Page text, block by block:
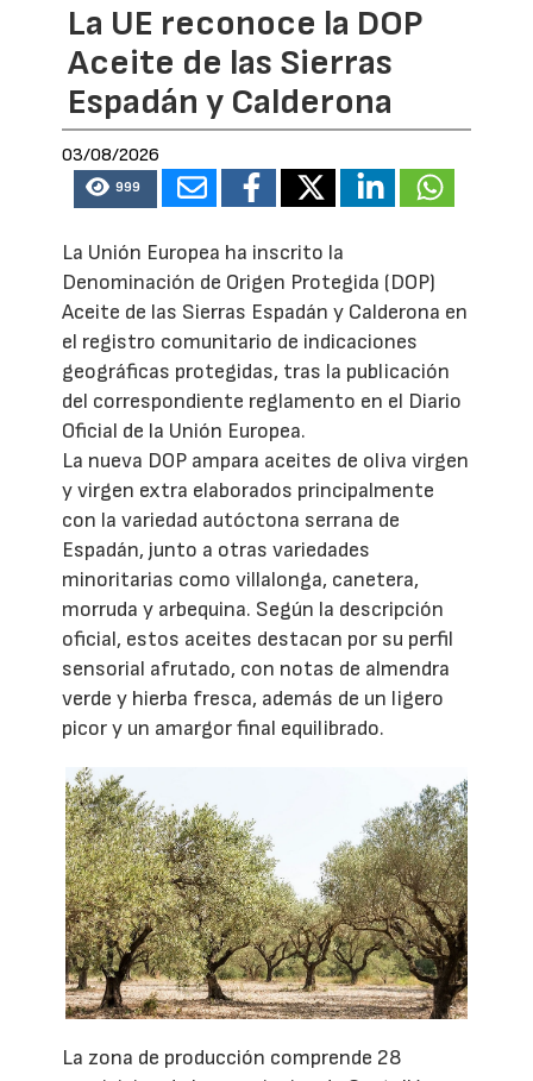
La UE reconoce la DOP
Aceite de las Sierras
Espadán y Calderona
03/08/2026
999
La Unión Europea ha inscrito la
Denominación de Origen Protegida (DOP)
Aceite de las Sierras Espadán y Calderona en
el registro comunitario de indicaciones
geográficas protegidas, tras la publicación
del correspondiente reglamento en el Diario
Oficial de la Unión Europea.
La nueva DOP ampara aceites de oliva virgen
y virgen extra elaborados principalmente
con la variedad autóctona serrana de
Espadán, junto a otras variedades
minoritarias como villalonga, canetera,
morruda y arbequina. Según la descripción
oficial, estos aceites destacan por su perfil
sensorial afrutado, con notas de almendra
verde y hierba fresca, además de un ligero
picor y un amargor final equilibrado.
La zona de producción comprende 28